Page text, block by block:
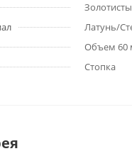
Латунь/
Объем 60
Стопка